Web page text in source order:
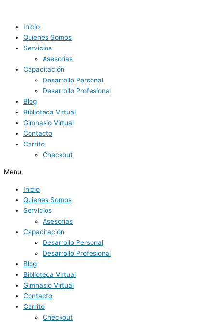
contenido
Inicio
Quienes Somos
Servicios
Asesorías
Capacitación
Desarrollo Personal
Desarrollo Profesional
Blog
Biblioteca Virtual
Gimnasio Virtual
Contacto
Carrito
Checkout
Menu
Inicio
Quienes Somos
Servicios
Asesorías
Capacitación
Desarrollo Personal
Desarrollo Profesional
Blog
Biblioteca Virtual
Gimnasio Virtual
Contacto
Carrito
Checkout
Redes
quantity